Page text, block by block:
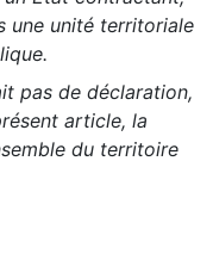
une unité territoriale
pas de déclaration,
article, la
du territoire